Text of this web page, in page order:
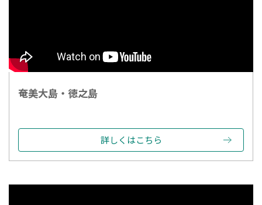
奄美大島・徳之島
詳しくはこちら